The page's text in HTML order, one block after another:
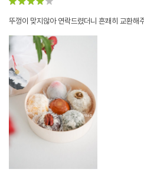
뚜껑이 맞지않아 연락드렸더니 흔쾌히 교환해